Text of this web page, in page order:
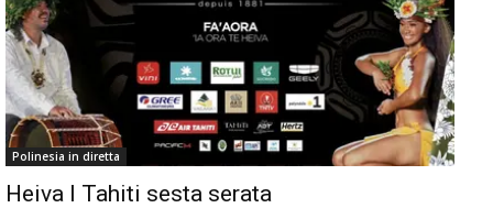
Polinesia in diretta
Heiva I Tahiti sesta serata